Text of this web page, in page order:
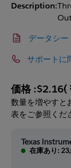
Description:
データシー
サポートに
価格 :$2.16(
数量を増やすと
表をご参照くだ
Texas
在庫あり: